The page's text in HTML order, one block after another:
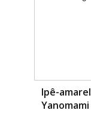
Ipê-
Yanomami